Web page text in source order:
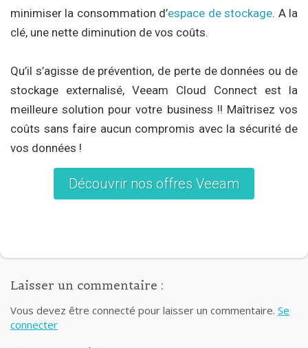
minimiser la consommation d’espace de stockage. A la
clé, une nette diminution de vos coûts.
Qu’il s’agisse de prévention, de perte de données ou de
stockage externalisé, Veeam Cloud Connect est la
meilleure solution pour votre business !! Maîtrisez vos
coûts sans faire aucun compromis avec la sécurité de
vos données !
Découvrir nos offres Veeam
Laisser un commentaire :
Vous devez être connecté pour laisser un commentaire. Se
connecter